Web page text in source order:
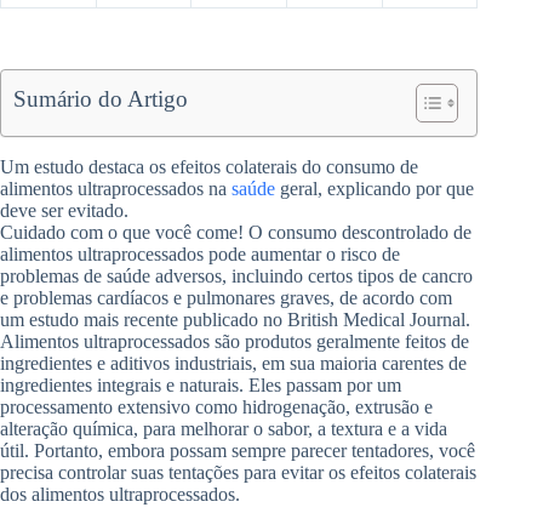
Sumário do Artigo
Um estudo destaca os efeitos colaterais do consumo de
alimentos ultraprocessados ​​na saúde geral, explicando por que
deve ser evitado.
Cuidado com o que você come! O consumo descontrolado de
alimentos ultraprocessados ​​pode aumentar o risco de
problemas de saúde adversos, incluindo certos tipos de cancro
e problemas cardíacos e pulmonares graves, de acordo com
um estudo mais recente publicado no British Medical Journal.
Alimentos ultraprocessados ​​são produtos geralmente feitos de
ingredientes e aditivos industriais, em sua maioria carentes de
ingredientes integrais e naturais. Eles passam por um
processamento extensivo como hidrogenação, extrusão e
alteração química, para melhorar o sabor, a textura e a vida
útil. Portanto, embora possam sempre parecer tentadores, você
precisa controlar suas tentações para evitar os efeitos colaterais
dos alimentos ultraprocessados.